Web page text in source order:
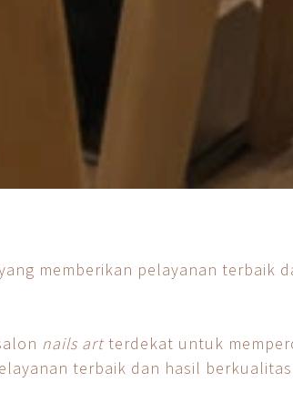
memberikan pelayanan terbaik
nails artterdekat untuk
terbaik dan hasil